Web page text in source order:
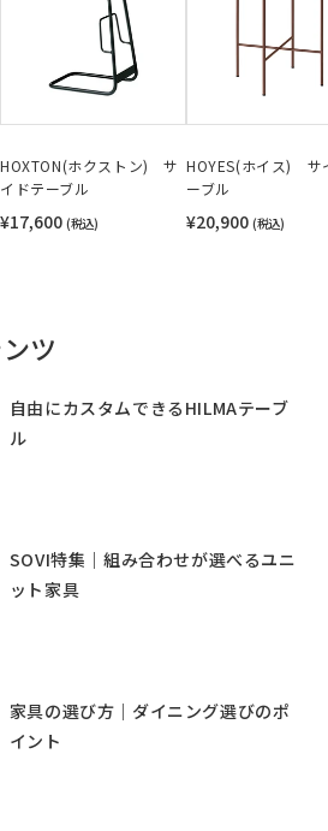
HOXTON(ホクストン) サ
イドテーブル
¥17,600 (税込)
HOYES(ホイス) サ
ーブル
¥20,900 (税込)
ツ
自由にカスタムできるHILMAテーブ
ル
SOVI特集｜組み合わせが選べるユニ
ット家具
家具の選び方｜ダイニング選びのポ
イント